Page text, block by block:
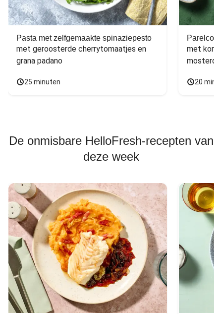
Pasta met zelfgemaakte spinaziepesto
met geroosterde cherrytomaatjes en
grana padano
25 minuten
met
20
De onmisbare HelloFresh-recepten van
deze week